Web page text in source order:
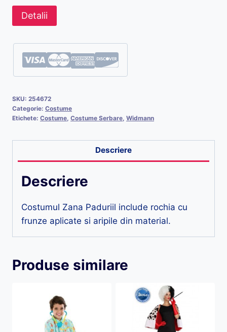
Detalii
SKU: 254672
Categorie: Costume
Etichete: Costume Costume Serbare Widmann
Descriere
Descriere
Costumul Zana Paduriil include rochia cu
frunze aplicate si aripile din material.
Produse similare